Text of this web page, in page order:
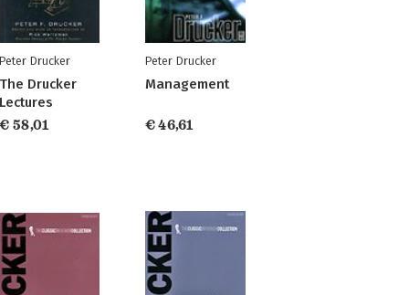
Peter Drucker
The Drucker
Lectures
€ 58,01
Peter Drucker
Management
€ 46,61